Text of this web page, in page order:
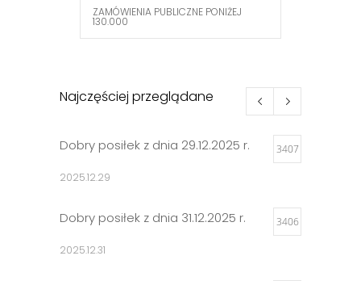
ZAMÓWIENIA PUBLICZNE PONIŻEJ
130.000
Najczęściej przeglądane
Dobry posiłek z dnia 29.12.2025 r. 3407
2025.12.29
Dobry posiłek z dnia 31.12.2025 r. 3406
2025.12.31